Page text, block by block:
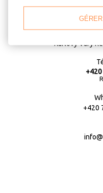
Karlovy Vary
+420